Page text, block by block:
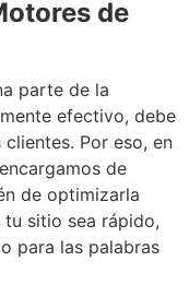
de
parte de la
efectivo, debe
Por eso, en
de
de optimizarla
tu sitio sea rápido,
para las palabras